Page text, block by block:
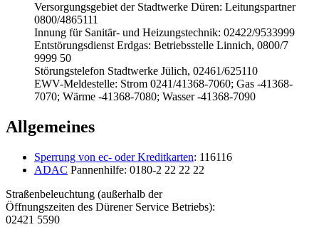
Versorgungsgebiet der Stadtwerke Düren: Leitungspartner
0800/4865111
Innung für Sanitär- und Heizungstechnik: 02422/9533999
Entstörungsdienst Erdgas: Betriebsstelle Linnich, 0800/7
9999 50
Störungstelefon Stadtwerke Jülich, 02461/625110
EWV-Meldestelle: Strom 0241/41368-7060; Gas -41368-
7070; Wärme -41368-7080; Wasser -41368-7090
Allgemeines
Sperrung von ec- oder Kreditkarten: 116116
ADAC Pannenhilfe: 0180-2 22 22 22
Straßenbeleuchtung (außerhalb der
Öffnungszeiten des Dürener Service Betriebs):
02421 5590